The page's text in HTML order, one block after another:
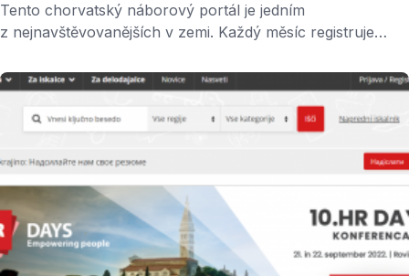
Tento chorvatský náborový portál je jedním
z nejnavštěvovanějších v zemi. Každý měsíc registruje
54 000 klientů, kteří na něm zveřejnili svou reklamu. Mimo
jiné pořádá od roku 2012 konferenci HRdays, na níž
vystupují přední odborníci z regionu. Je součástí